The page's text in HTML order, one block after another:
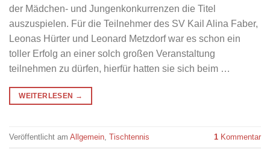
der Mädchen- und Jungenkonkurrenzen die Titel
auszuspielen. Für die Teilnehmer des SV Kail Alina Faber,
Leonas Hürter und Leonard Metzdorf war es schon ein
toller Erfolg an einer solch großen Veranstaltung
teilnehmen zu dürfen, hierfür hatten sie sich beim …
WEITERLESEN →
Veröffentlicht am Allgemein Tischtennis 1 Kommentar